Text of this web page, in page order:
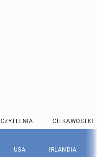
CZYTELNIA CIEKAWOSTKI
USA IRLANDIA